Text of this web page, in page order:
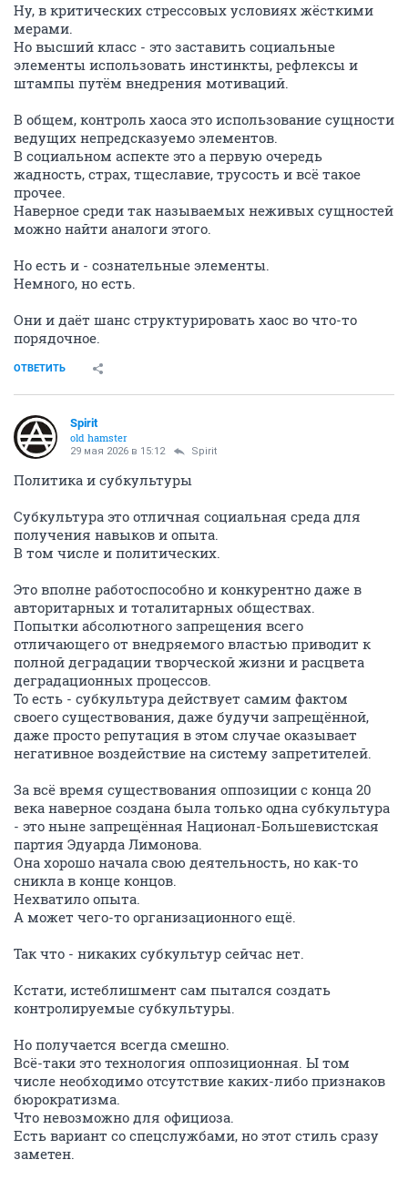
Ну, в критических стрессовых условиях жёсткими
мерами.
Но высший класс - это заставить социальные
элементы использовать инстинкты, рефлексы и
штампы путём внедрения мотиваций.
В общем, контроль хаоса это использование сущности
ведущих непредсказуемо элементов.
В социальном аспекте это а первую очередь
жадность, страх, тщеславие, трусость и всё такое
прочее.
Наверное среди так называемых неживых сущностей
можно найти аналоги этого.
Но есть и - сознательные элементы.
Немного, но есть.
Они и даёт шанс структурировать хаос во что-то
порядочное.
ОТВЕТИТЬ
Spirit
old hamster
29 мая 2026 в 15:12 Spirit
Политика и субкультуры
Субкультура это отличная социальная среда для
получения навыков и опыта.
В том числе и политических.
Это вполне работоспособно и конкурентно даже в
авторитарных и тоталитарных обществах.
Попытки абсолютного запрещения всего
отличающего от внедряемого властью приводит к
полной деградации творческой жизни и расцвета
деградационных процессов.
То есть - субкультура действует самим фактом
своего существования, даже будучи запрещённой,
даже просто репутация в этом случае оказывает
негативное воздействие на систему запретителей.
За всё время существования оппозиции с конца 20
века наверное создана была только одна субкультура
- это ныне запрещённая Национал-Большевистская
партия Эдуарда Лимонова.
Она хорошо начала свою деятельность, но как-то
сникла в конце концов.
Нехватило опыта.
А может чего-то организационного ещё.
Так что - никаких субкультур сейчас нет.
Кстати, истеблишмент сам пытался создать
контролируемые субкультуры.
Но получается всегда смешно.
Всё-таки это технология оппозиционная. Ы том
числе необходимо отсутствие каких-либо признаков
бюрократизма.
Что невозможно для официоза.
Есть вариант со спецслужбами, но этот стиль сразу
заметен.